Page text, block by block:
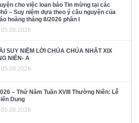
cho việc loan báo Tin mừng tại các
– Suy niệm dựa theo ý cầu nguyện của
hoàng tháng 8/2026 phần I
SUY NIỆM LỜI CHÚA CHÚA NHẬT XIX
NIÊN- A
– Thứ Năm Tuần XVIII Thường Niên: Lễ
Dung